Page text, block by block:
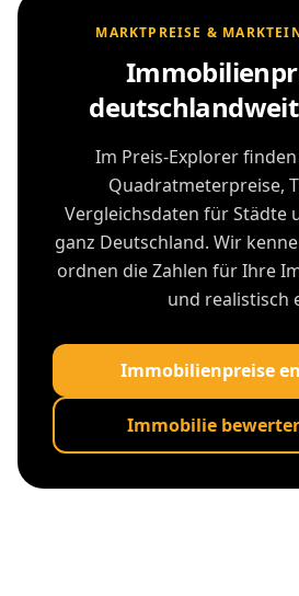
MARKTPREISE &
Im Preis-Explorer
Quadratmeterpreise,
Vergleichsdaten für Städte
ganz Deutschland. Wir
ordnen die Zahlen für Ihre
und realistisch
Immobilienpreise
Immobilie